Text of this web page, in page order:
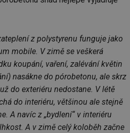
z polystyrenu funguje jako
mobile. V zimě se veškerá
koupání, vaření, zalévání květin
nasákne do pórobetonu, ale skrz
do exteriéru nedostane. V létě
do interiéru, většinou ale stejně
A navíc z „bydlení“ v interiéru
A v zimě celý koloběh začne